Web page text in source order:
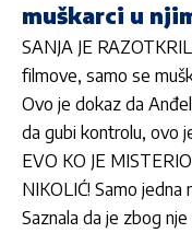
muškarci u
SANJA JE
filmove, samo se
Ovo je dokaz da
da gubi kontrolu, ovo
EVO KO JE
NIKOLIĆ! Samo
Saznala da je zbog